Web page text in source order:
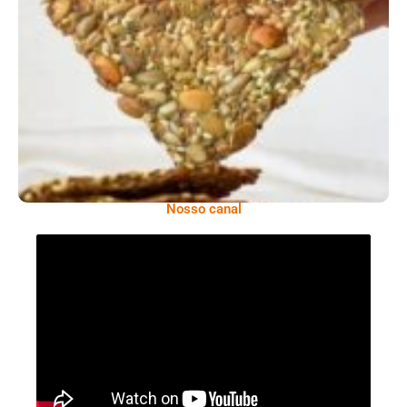
Comer Bem: Cracker De Sementes
Nosso canal